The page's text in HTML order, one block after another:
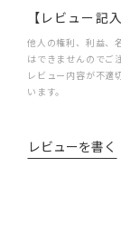
【レビュー記
他人の権利、利益、
はできませんのでご
レビュー内容が不適
います。
レビューを書く